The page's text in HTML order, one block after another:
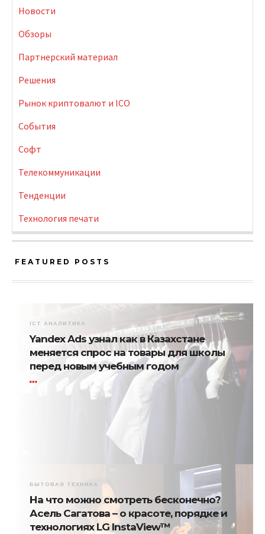
Новости
Обзоры
Партнерский материал
Решения
Рынок криптовалют и ICO
События
Софт
Телекоммуникации
Тенденции
Технология печати
FEATURED POSTS
ICT АНАЛИТИКА
Yandex Ads узнал как в Казахстане
меняется спрос на товары для школы
перед новым учебным годом
БЫТОВАЯ ТЕХНИКА
На что можно смотреть бесконечно?
Асель Сагатова – о красоте, порядке и
технологиях LG InstaView™